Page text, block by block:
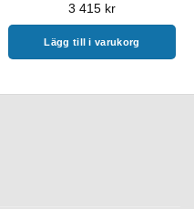
3 415 kr
Lägg till i varukorg